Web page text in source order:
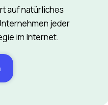
auf natürliches
jeder
im Internet.